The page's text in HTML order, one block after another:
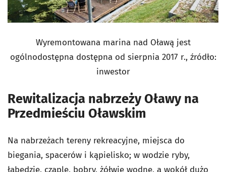
Wyremontowana marina nad Oławą jest
ogólnodostępna dostępna od sierpnia 2017 r., źródło:
inwestor
Rewitalizacja nabrzeży Oławy na
Przedmieściu Oławskim
Na nabrzeżach tereny rekreacyjne, miejsca do
biegania, spacerów i kąpielisko; w wodzie ryby,
łabędzie, czaple, bobry, żółwie wodne, a wokół dużo